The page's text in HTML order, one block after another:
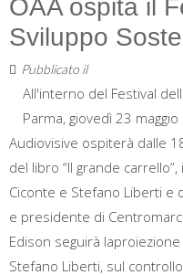
OAA ospita il
Sviluppo
Pubblicato il
All'interno del Festival
Parma, giovedì 23
Audiovisive ospiterà dalle
del libro “Il grande
Ciconte e Stefano Liberti e
e presidente di
Edison seguirà
Stefano Liberti, sul